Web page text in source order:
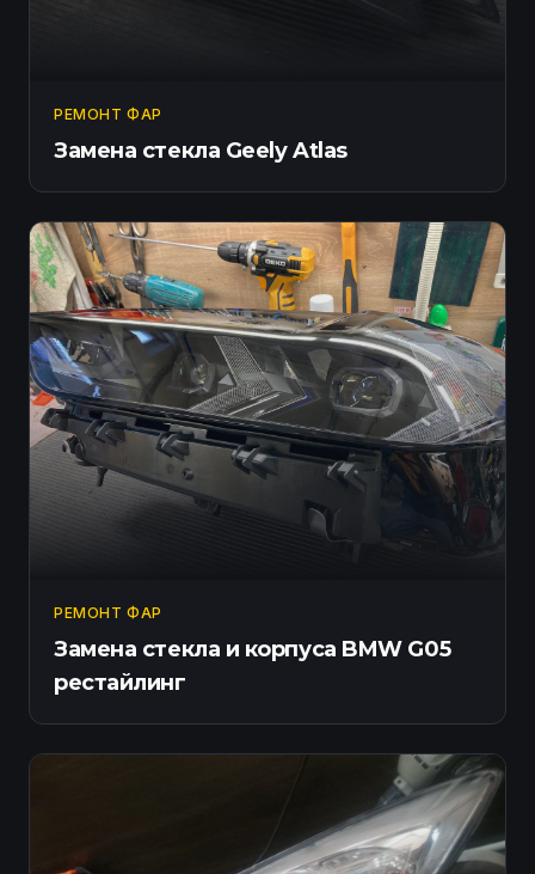
РЕМОНТ ФАР
Замена стекла Geely Atlas
РЕМОНТ ФАР
Замена стекла и корпуса BMW G05
рестайлинг